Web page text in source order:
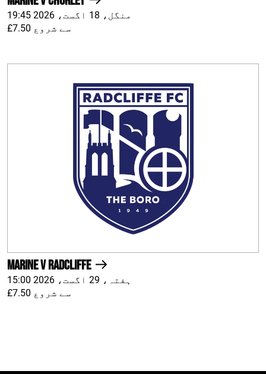
منگل، 18 اگست، 2026 19:45
£7.50 سے شروع
Marine v Radcliffe
ہفتہ، 29 اگست، 2026 15:00
£7.50 سے شروع